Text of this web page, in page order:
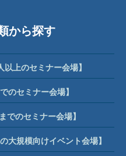
から探す
上のセミナー会場】
のセミナー会場】
のセミナー会場】
規模向けイベント会場】